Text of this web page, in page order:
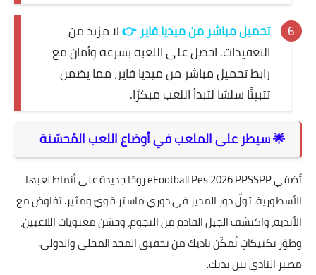
تحميل مباشر من ميديا فاير👉لا مزيد من
التعقيدات. احصل على اللعبة بسرعة وأمان مع
رابط تحميل مباشر من ميديا فاير، مما يضمن
تثبيتًا سلسًا لتبدأ اللعب مبكرًا.
🌟 سيطر على الملعب في أوضاع اللعب المُحسّنة
تُضفي eFootball Pes 2026 PPSSPP روحًا جديدة على أنماط لعبها
الأسطورية. تولَّ دور المدير في دوري ماستر قويّ ومثير. تفاوض مع
الأندية، واكتشف الجيل القادم من النجوم، وحسّن معنويات اللاعبين،
وطوّر تكتيكاتٍ تُمكّن ناديك من تحقيق المجد المحلي والدولي.
مصير النادي بين يديك.